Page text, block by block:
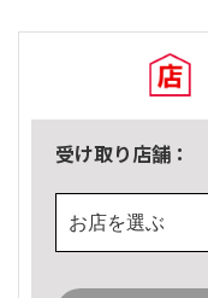
受け取り店舗：
お店を選ぶ